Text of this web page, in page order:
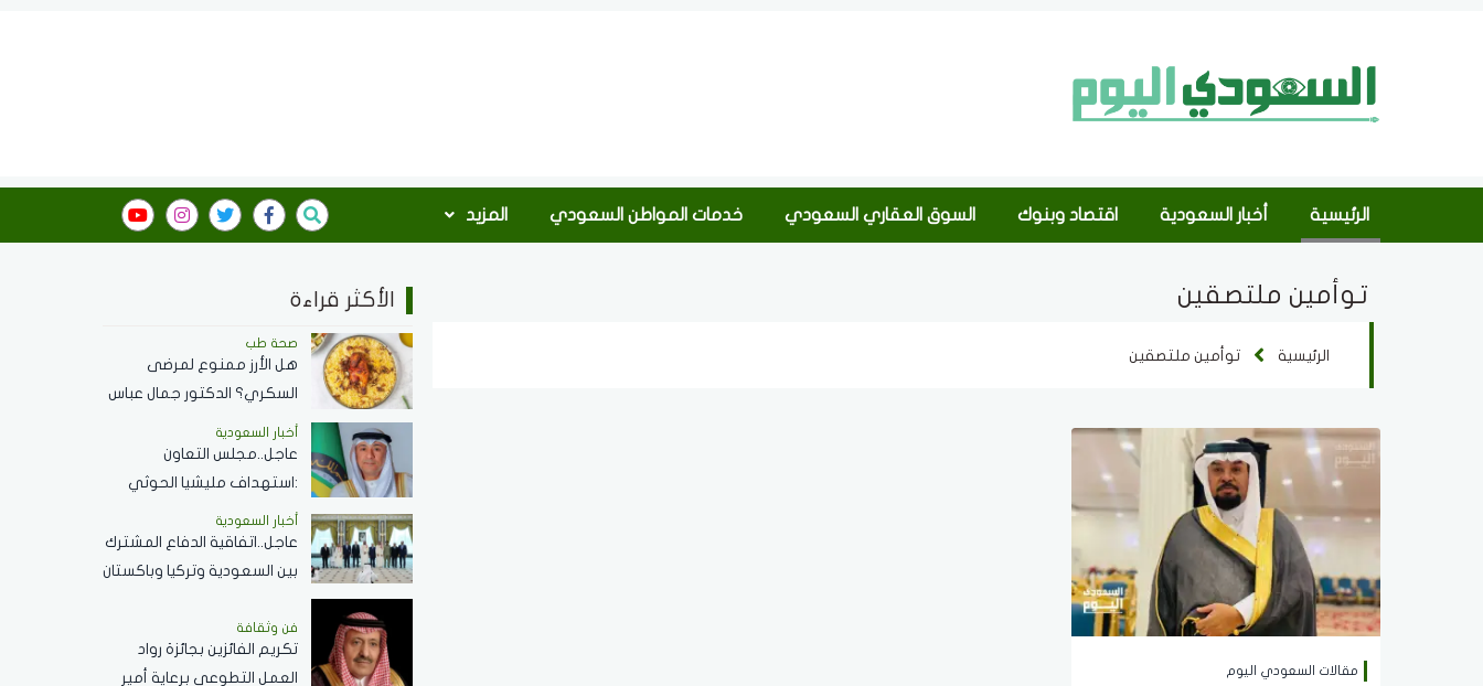
الرئيسية أخبار السعودية اقتصاد وبنوك السوق العقاري السعودي خدمات المواطن السعودي المزيد
توأمين ملتصقين
الرئيسية توأمين ملتصقين
مقالات السعودي اليوم
الأكثر قراءة
صحة طب
هل الأرز ممنوع لمرضى
السكري؟ الدكتور جمال عباس
استشاري الأمراض الباطنة
يجيب
أخبار السعودية
عاجل..مجلس التعاون
:استهداف مليشيا الحوثي
المدنين في نجران.. جريمة
..ونؤيد إجراءات المملكة
لحماية أمنها وسيادتها
أخبار السعودية
عاجل..اتفاقية الدفاع المشترك
بين السعودية وتركيا وباكستان
الاستقرار بالمنطقة
فن وثقافة
تكريم الفائزين بجائزة رواد
العمل التطوعي برعاية أمير